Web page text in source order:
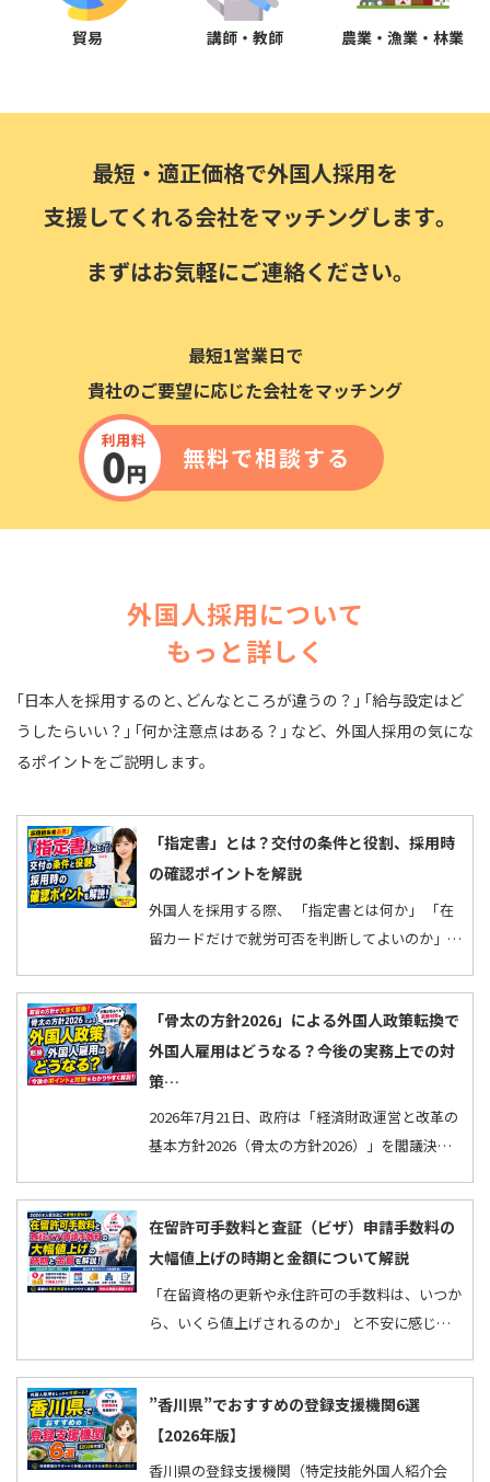
貿易 講師・教師 農業・漁業・林業
最短・適正価格で外国人採用を
支援してくれる会社をマッチングします｡
まずはお気軽にご連絡ください｡
最短1営業日で
貴社のご要望に応じた会社をマッチング
無料で相談する
外国人採用について
もっと詳しく
｢日本人を採用するのと､どんなところが違うの？｣ ｢給与設定はど
うしたらいい？｣ ｢何か注意点はある？｣ など、 外国人採用の気にな
るポイントをご説明します。
「指定書」とは？交付の条件と役割、採用時
の確認ポイントを解説
外国人を採用する際、 「指定書とは何か」 「在
留カードだけで就労可否を判断してよいのか」
人に認め…
「骨太の方針2026」による外国人政策転換で
外国人雇用はどうなる？今後の実務上での対
策…
2026年7月21日、政府は「経済財政運営と改革の
基本方針2026（骨太の方針2026）」を閣議決定
の中長期的…
在留許可手数料と査証（ビザ）申請手数料の
大幅値上げの時期と金額について解説
「在留資格の更新や永住許可の手数料は、いつか
ら、いくら値上げされるのか」 と不安に感じて
許可手数…
”香川県”でおすすめの登録支援機関6選
【2026年版】
香川県の登録支援機関（特定技能外国人紹介会